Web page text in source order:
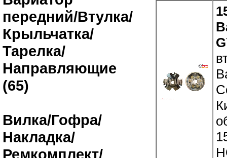
передний/Втулка/
Крыльчатка/
Тарелка/
Направляющие
(65)
Вилка/Гофра/
Накладка/
Ремкомплект/